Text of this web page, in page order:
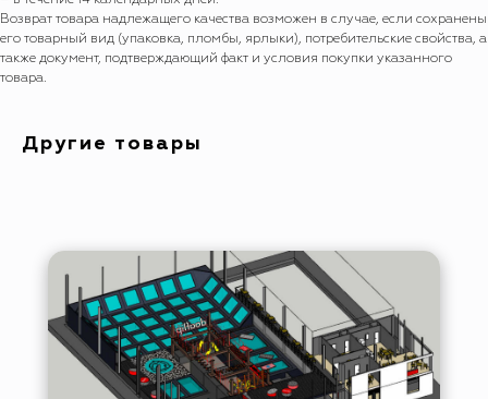
Возврат товара надлежащего качества возможен в случае, если сохранены
его товарный вид (упаковка, пломбы, ярлыки), потребительские свойства, а
также документ, подтверждающий факт и условия покупки указанного
товара.
Другие товары